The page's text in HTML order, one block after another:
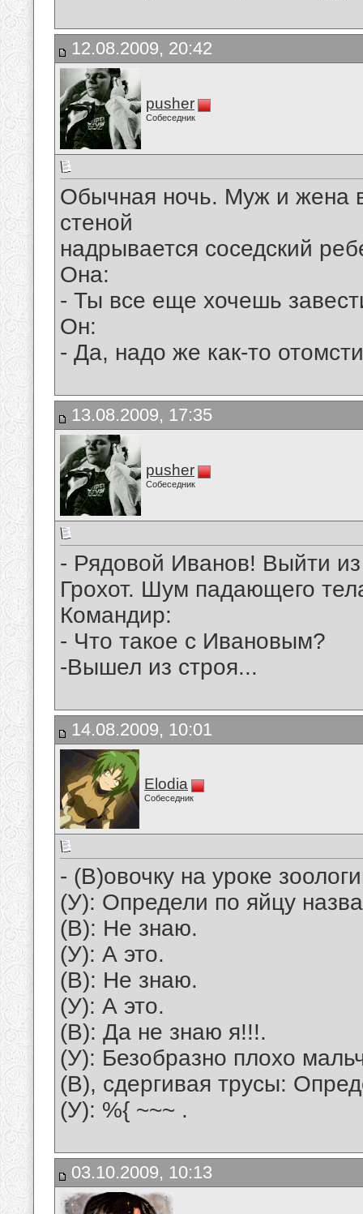
12.08.2009, 20:42
pusher
Собеседник
Обычная ночь. Муж и жена в
стеной
надрывается соседский
Она:
- Ты все еще хочешь
Он:
- Да, надо же как-то
13.08.2009, 17:35
pusher
Собеседник
- Рядовой Иванов! Выйти из
Грохот. Шум падающего
Командир:
- Что такое с Ивановым?
-Вышел из строя...
14.08.2009, 10:01
Elodia
Собеседник
- (В)овочку на уроке
(У): Определи по яйцу
(В): Hе знаю.
(У): А это.
(В): Hе знаю.
(У): А это.
(В): Да не знаю я!!!.
(У): Безобразно плохо
(В), сдергивая трусы:
(У): %{ ~~~ .
03.10.2009, 10:13